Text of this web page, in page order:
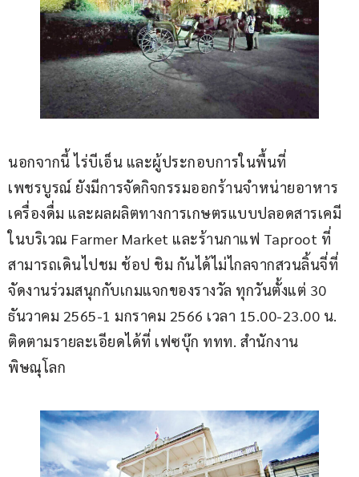
นอกจากนี้ ไร่บีเอ็น และผู้ประกอบการในพื้นที่
เพชรบูรณ์ ยังมีการจัดกิจกรรมออกร้านจำหน่ายอาหาร
เครื่องดื่ม และผลผลิตทางการเกษตรแบบปลอดสารเคมี
ในบริเวณ Farmer Market และร้านกาแฟ Taproot ที่
สามารถเดินไปชม ช้อป ชิม กันได้ไม่ไกลจากสวนลิ้นจี่ที่
จัดงานร่วมสนุกกับเกมแจกของรางวัล ทุกวันตั้งแต่ 30
ธันวาคม 2565-1 มกราคม 2566 เวลา 15.00-23.00 น.
ติดตามรายละเอียดได้ที่ เฟซบุ๊ก ททท. สำนักงาน
พิษณุโลก